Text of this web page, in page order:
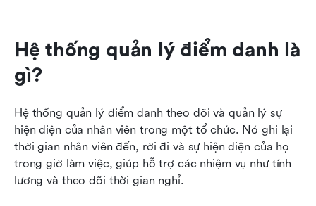
Hệ thống quản lý điểm danh là
gì?
Hệ thống quản lý điểm danh theo dõi và quản lý sự
hiện diện của nhân viên trong một tổ chức. Nó ghi lại
thời gian nhân viên đến, rời đi và sự hiện diện của họ
trong giờ làm việc, giúp hỗ trợ các nhiệm vụ như tính
lương và theo dõi thời gian nghỉ.